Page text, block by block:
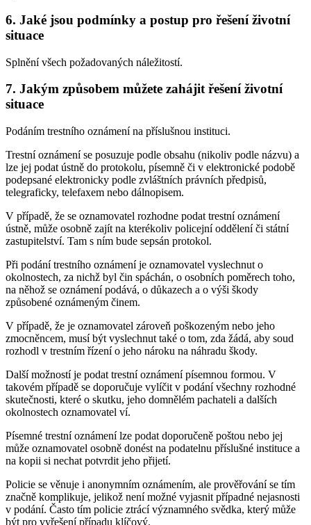
6. Jaké jsou podmínky a postup pro řešení životní
situace
Splnění všech požadovaných náležitostí.
7. Jakým způsobem můžete zahájit řešení životní
situace
Podáním trestního oznámení na příslušnou instituci.
Trestní oznámení se posuzuje podle obsahu (nikoliv podle názvu) a
lze jej podat ústně do protokolu, písemně či v elektronické podobě
podepsané elektronicky podle zvláštních právních předpisů,
telegraficky, telefaxem nebo dálnopisem.
V případě, že se oznamovatel rozhodne podat trestní oznámení
ústně, může osobně zajít na kterékoliv policejní oddělení či státní
zastupitelství. Tam s ním bude sepsán protokol.
Při podání trestního oznámení je oznamovatel vyslechnut o
okolnostech, za nichž byl čin spáchán, o osobních poměrech toho,
na něhož se oznámení podává, o důkazech a o výši škody
způsobené oznámeným činem.
V případě, že je oznamovatel zároveň poškozeným nebo jeho
zmocněncem, musí být vyslechnut také o tom, zda žádá, aby soud
rozhodl v trestním řízení o jeho nároku na náhradu škody.
Další možností je podat trestní oznámení písemnou formou. V
takovém případě se doporučuje vylíčit v podání všechny rozhodné
skutečnosti, které o skutku, jeho domnělém pachateli a dalších
okolnostech oznamovatel ví.
Písemné trestní oznámení lze podat doporučeně poštou nebo jej
může oznamovatel osobně donést na podatelnu příslušné instituce a
na kopii si nechat potvrdit jeho přijetí.
Policie se věnuje i anonymním oznámením, ale prověřování se tím
značně komplikuje, jelikož není možné vyjasnit případné nejasnosti
v podání. Často tím policie ztrácí významného svědka, který může
být pro vyřešení případu klíčový.